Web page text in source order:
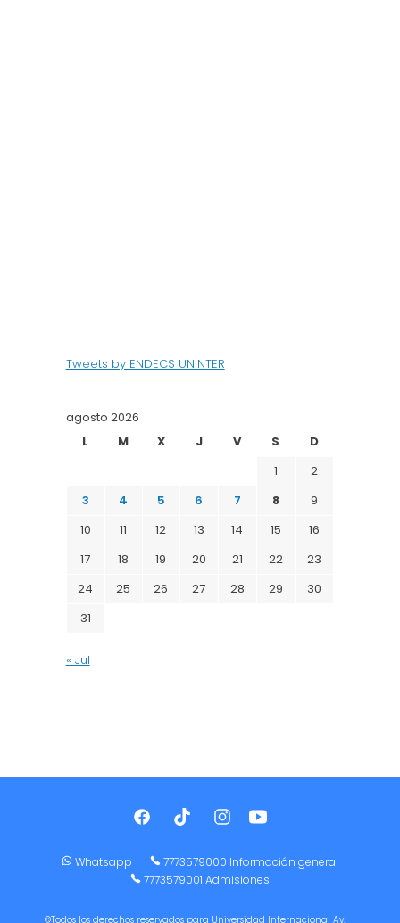
Tweets by ENDECS UNINTER
agosto 2026
L
M X J V S
D
1
2
3
4 5 6 7 8
9
10
11 12 13 14 15
16
17
18 19 20 21 22
23
24
25 26 27 28 29
30
31
« Jul
Whatsapp
7773579000 Información general
7773579001 Admisiones
©Todos los derechos reservados para Universidad Internacional Av.